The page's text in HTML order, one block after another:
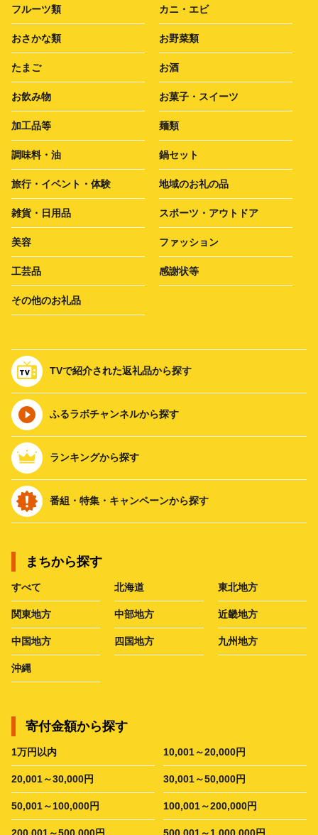
フルーツ類 カニ・エビ
おさかな類 お野菜類
たまご お酒
お飲み物 お菓子・スイーツ
加工品等 麺類
調味料・油 鍋セット
旅行・イベント・体験 地域のお礼の品
雑貨・日用品 スポーツ・アウトドア
美容 ファッション
工芸品 感謝状等
その他のお礼品
TVで紹介された返礼品から探す
ふるラボチャンネルから探す
ランキングから探す
番組・特集・キャンペーンから探す
まちから探す
すべて 北海道 東北地方
関東地方 中部地方 近畿地方
中国地方 四国地方 九州地方
沖縄
寄付金額から探す
1万円以内 10,001～20,000円
20,001～30,000円 30,001～50,000円
50,001～100,000円 100,001～200,000円